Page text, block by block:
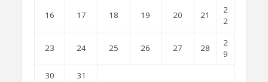
16 17 18 19 20 21
2
2
23 24 25 26 27 28
2
9
30
31